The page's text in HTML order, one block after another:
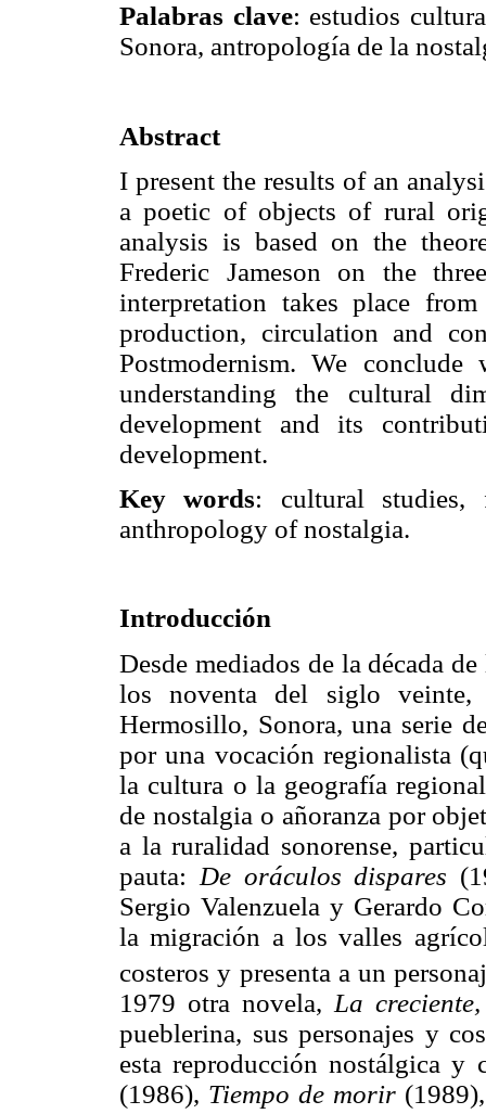
Palabras clave: estudios
Sonora, antropología de la
Abstract
I present the results of an
a poetic of objects of rural
analysis is based on the
Frederic Jameson on the
interpretation takes place
production, circulation and
Postmodernism. We
understanding the cultural
development and its
development.
Key words: cultural studies,
anthropology of nostalgia.
Introducción
Desde mediados de la década
los noventa del siglo
Hermosillo, Sonora, una serie
por una vocación regionalista
la cultura o la geografía
de nostalgia o añoranza por
a la ruralidad sonorense,
pauta: De oráculos dispares
Sergio Valenzuela y Gerardo
la migración a los valles
costeros y presenta a un
1979 otra novela, La
pueblerina, sus personajes y
esta reproducción nostálgica
(1986), Tiempo de morir